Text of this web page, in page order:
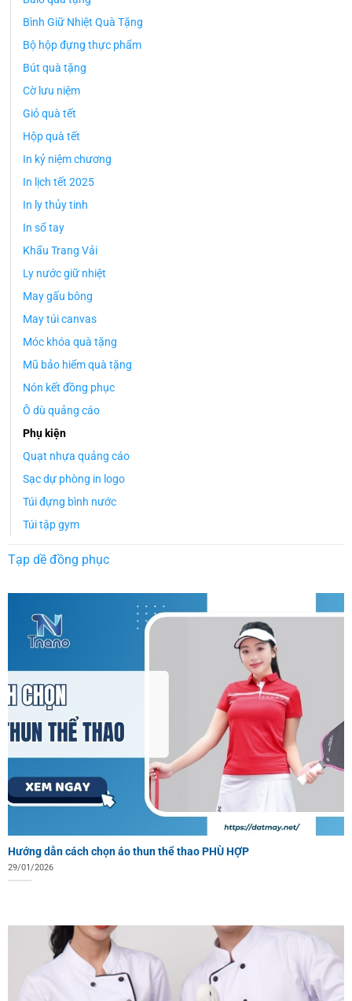
Bình Giữ Nhiệt Quà Tặng
Bộ hộp đựng thực phẩm
Bút quà tặng
Cờ lưu niệm
Giỏ quà tết
Hộp quà tết
In kỷ niệm chương
In lịch tết 2025
In ly thủy tinh
In sổ tay
Khẩu Trang Vải
Ly nước giữ nhiệt
May gấu bông
May túi canvas
Móc khóa quà tặng
Mũ bảo hiểm quà tặng
Nón kết đồng phục
Ô dù quảng cáo
Phụ kiện
Quạt nhựa quảng cáo
Sạc dự phòng in logo
Túi đựng bình nước
Túi tập gym
Tạp dề đồng phục
Hướng dẫn cách chọn áo thun thể thao PHÙ HỢP
29/01/2026